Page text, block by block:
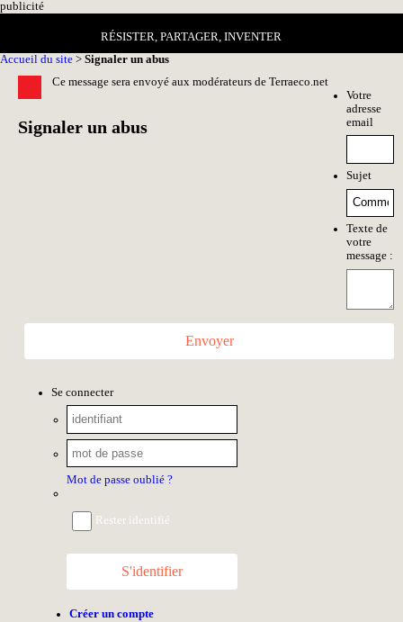
publicité
RÉSISTER, PARTAGER, INVENTER
Accueil du site > Signaler un abus
Ce message sera envoyé aux modérateurs de Terraeco.net
Signaler un abus
Votre
adresse
email
Sujet
Texte de
votre
message :
Envoyer
Se connecter
Mot de passe oublié ?
Rester identifié
S'identifier
Créer un compte